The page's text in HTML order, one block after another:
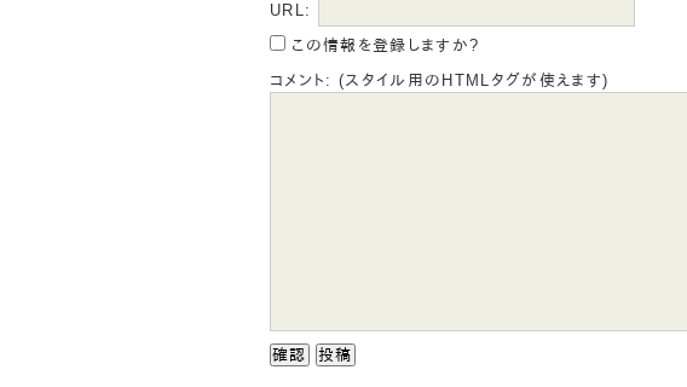
URL:
この情報を登録しますか?
コメント: (スタイル用のHTMLタグが使えます)